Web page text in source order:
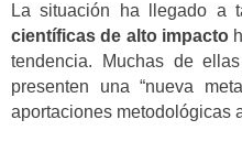
La situación ha llegado a
científicas de alto impacto
tendencia. Muchas de
presenten una “nueva
aportaciones metodológicas